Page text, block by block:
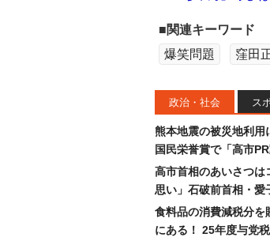
■関連キーワード
爆笑問題
窪田
政治・社会 ス
熊本地震の被災地利
国民栄誉賞で「高市
高市首相のあいさつ
思い」石破前首相・愛
食料品の消費減税分を
にある！ 25年度与党